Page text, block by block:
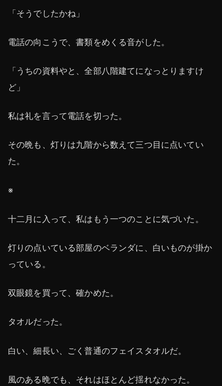
「そうでしたかね」
電話の向こうで、書類をめくる音がした。
「うちの資料やと、全部八階建てになっとりますけ
ど」
私は礼を言って電話を切った。
その晩も、灯りは九階から数えて三つ目に点いてい
た。
※
十二月に入って、私はもう一つのことに気づいた。
灯りの点いている部屋のベランダに、白いものが掛か
っている。
双眼鏡を買って、確かめた。
タオルだった。
白い、細長い、ごく普通のフェイスタオルだ。
風のある晩でも、それはほとんど揺れなかった。